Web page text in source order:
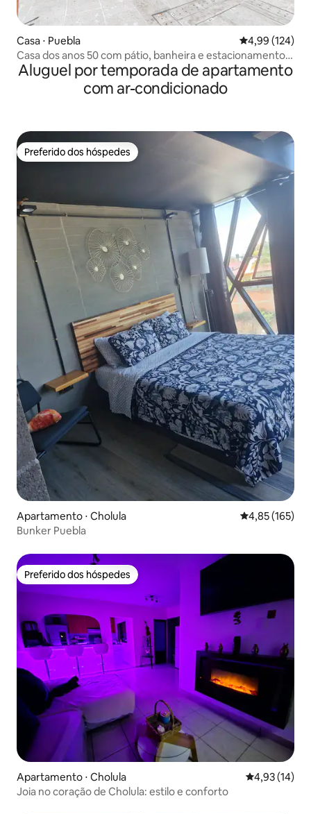
Casa ⋅ Puebla 4,99 de uma
4,99 (124)
Casa dos anos 50 com pátio, banheira e estacionamento
privativo
Aluguel por temporada de apartamento
com ar-condicionado
Preferido dos hóspedes
Preferido dos hóspedes
Apartamento ⋅ Cholula 4,85 de uma
4,85 (165)
Bunker Puebla
Preferido dos hóspedes
Preferido dos hóspedes
Apartamento ⋅ Cholula 4,93 de uma
4,93 (14)
Joia no coração de Cholula: estilo e conforto